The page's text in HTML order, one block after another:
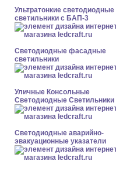
Ультратонкие светодиодные
светильники с БАП-3
Светодиодные фасадные
светильники
Уличные Консольные
Светодиодные Светильники
Светодиодные аварийно-
эвакуационные указатели